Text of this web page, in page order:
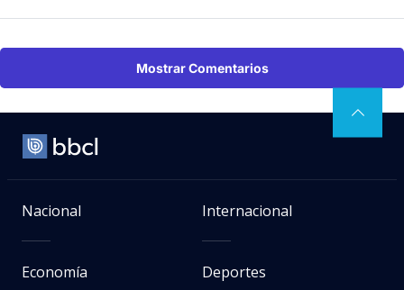
Mostrar Comentarios
Nacional Internacional
Economía Deportes